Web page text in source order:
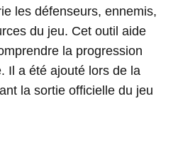
les défenseurs, ennemis,
du jeu. Cet outil aide
la progression
Il a été ajouté lors de la
la sortie officielle du jeu